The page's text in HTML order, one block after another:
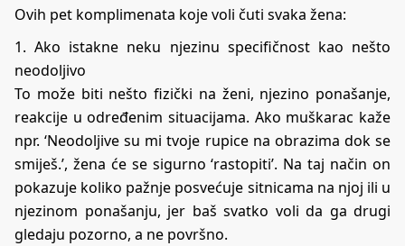
Ovih pet komplimenata koje voli čuti svaka žena:
1. Ako istakne neku njezinu specifičnost kao nešto
neodoljivo
To može biti nešto fizički na ženi, njezino ponašanje,
reakcije u određenim situacijama. Ako muškarac kaže
npr. ‘Neodoljive su mi tvoje rupice na obrazima dok se
smiješ.’, žena će se sigurno ‘rastopiti’. Na taj način on
pokazuje koliko pažnje posvećuje sitnicama na njoj ili u
njezinom ponašanju, jer baš svatko voli da ga drugi
gledaju pozorno, a ne površno.